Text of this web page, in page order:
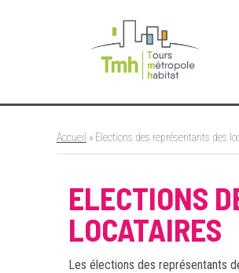
Accueil » Elections des représentants des
ELECTIONS
LOCATAIRES
Les élections des représentants